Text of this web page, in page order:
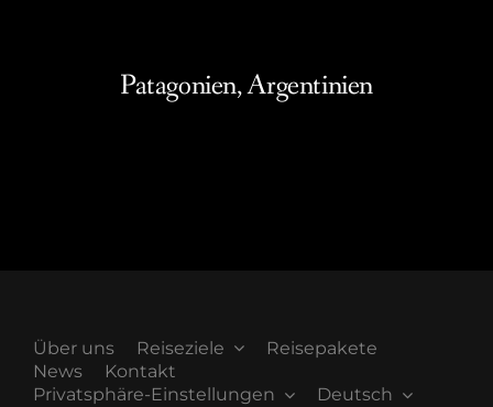
Patagonien, Argentinien
Über uns Reiseziele
Reisepakete
News
Kontakt
Privatsphäre-Einstellungen
Deutsch